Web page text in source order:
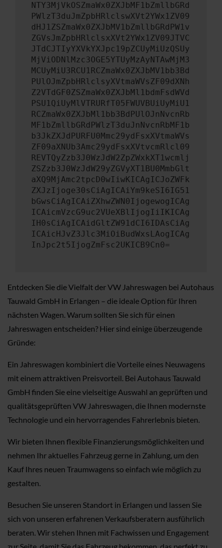
NTY3MjVkOSZmaWx0ZXJbMF1bZmllbGRd
PWlzT3duJmZpbHRlclswXVt2YWx1ZV09
dHJ1ZSZmaWx0ZXJbMV1bZmllbGRdPW1v
ZGVsJmZpbHRlclsxXVt2YWx1ZV09JTVC
JTdCJTIyYXVkYXJpc19pZCUyMiUzQSUy
MjViODNlMzc3OGE5YTUyMzAyNTAwMjM3
MCUyMiU3RCU1RCZmaWx0ZXJbMV1bb3Bd
PUlOJmZpbHRlclsyXVtmaWVsZF09dXNh
Z2VTdGF0ZSZmaWx0ZXJbMl1bdmFsdWVd
PSU1QiUyMlVTRURfT05FWUVBUiUyMiU1
RCZmaWx0ZXJbMl1bb3BdPUlOJnNvcnRb
MF1bZmllbGRdPWlzT3duJnNvcnRbMF1b
b3JkZXJdPURFU0Mmc29ydFsxXVtmaWVs
ZF09aXNUb3Amc29ydFsxXVtvcmRlcl09
REVTQyZzb3J0WzJdW2ZpZWxkXT1wcmlj
ZSZzb3J0WzJdW29yZGVyXT1BU0MmbGlt
aXQ9MjAmc2tpcD0wIiwKICAgICJoZWFk
ZXJzIjoge30sCiAgICAiYm9keSI6IG51
bGwsCiAgICAiZXhwZWN0IjogewogICAg
ICAicmVzcG9uc2VUeXBlIjogIiIKICAg
IH0sCiAgICAidGltZW91dCI6IDAsCiAg
ICAicHJvZ3Jlc3MiOiBudWxsLAogICAg
InJpc2t5IjogZmFsc2UKICB9Cn0=
Entdecken Sie die Vielfalt der VW Jahreswagen bei Autohaus
Tauwald GmbH in Erlangen – die ideale Option für Ihren
nächsten Wagen. Warum sollten Sie sich für einen
Jahreswagen entscheiden? Hier sind einige überzeugende
Gründe:
Ein Jahreswagen kombiniert die Vorteile eines Neuwagens
mit einem attraktiven Preisvorteil. Bei Autohaus Tauwald
GmbH finden Sie eine vielseitige Auswahl an geprüften und
qualitätsgeprüften VW Jahreswagen, die Ihnen modernste
Technologie und ein hervorragendes Fahrerlebnis bieten.
Wir bieten Ihnen flexible Finanzierungsmöglichkeiten und
nehmen Ihr aktuelles Fahrzeug gerne in Zahlung, um den
Kauf Ihres neuen Traumwagens so einfach wie möglich zu
gestalten.
Besuchen Sie unseren Standort in Erlangen und lassen Sie
sich von unseren erfahrenen Verkaufsberatern ausführlich
beraten. Wir stehen Ihnen mit Fachwissen und Engagement